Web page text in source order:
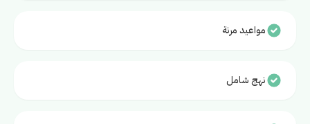
مواعيد مرنة
نهج شامل